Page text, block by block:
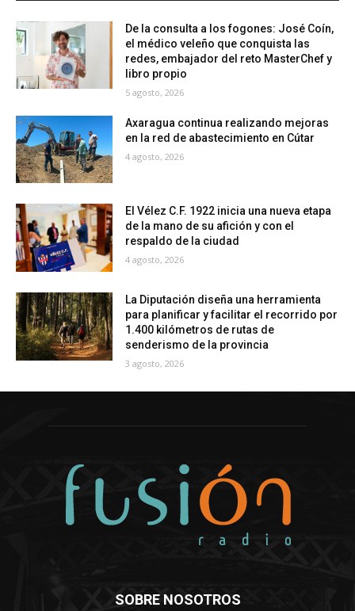
De la consulta a los fogones: José Coín,
el médico veleño que conquista las
redes, embajador del reto MasterChef y
libro propio
5 agosto, 2026
Axaragua continua realizando mejoras
en la red de abastecimiento en Cútar
4 agosto, 2026
El Vélez C.F. 1922 inicia una nueva etapa
de la mano de su afición y con el
respaldo de la ciudad
4 agosto, 2026
La Diputación diseña una herramienta
para planificar y facilitar el recorrido por
1.400 kilómetros de rutas de
senderismo de la provincia
3 agosto, 2026
SOBRE NOSOTROS